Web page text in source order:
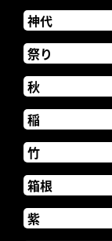
神代
祭り
秋
稲
竹
箱根
紫